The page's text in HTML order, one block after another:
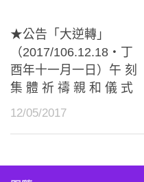
★公告「大逆轉」
（2017/106.12.18‧丁
酉年十一月一日）午 刻
集 體 祈 禱 親 和 儀 式
12/05/2017